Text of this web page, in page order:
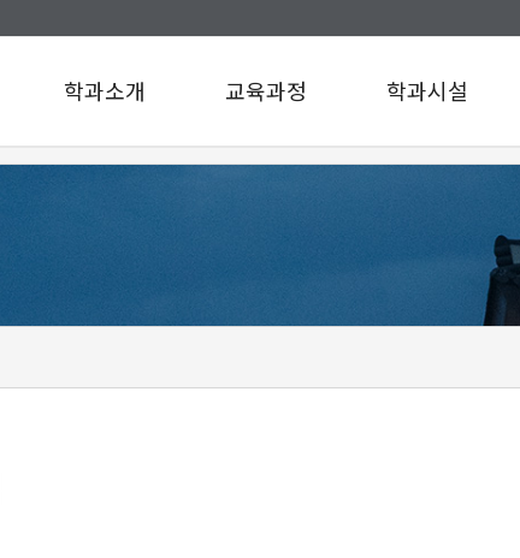
학과소개
인사말
d
교육과정
교육과정
학과시설
학과시설